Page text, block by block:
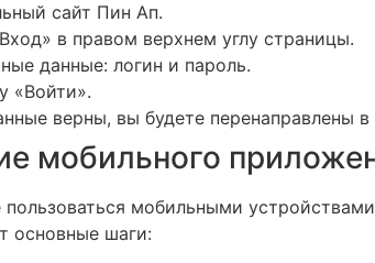
сайт Пин Ап.
в правом верхнем углу страницы.
данные: логин и пароль.
«Войти».
верны, вы будете перенаправлены
мобильного
пользоваться мобильными
основные шаги: